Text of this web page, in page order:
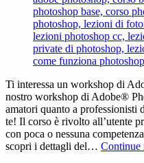
Ti interessa un workshop di
nostro workshop di Adobe®
amatori quanto a professionisti
te! Il corso è rivolto all’utente
con poca o nessuna
scopri i dettagli del… Continue